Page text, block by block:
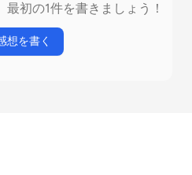
初の1件を書きましょう！
想を書く